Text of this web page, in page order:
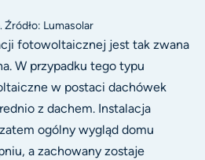
Lumasolar
fotowoltaicznej jest tak zwana
W przypadku tego typu
w postaci dachówek
z dachem. Instalacja
ogólny wygląd domu
a zachowany zostaje